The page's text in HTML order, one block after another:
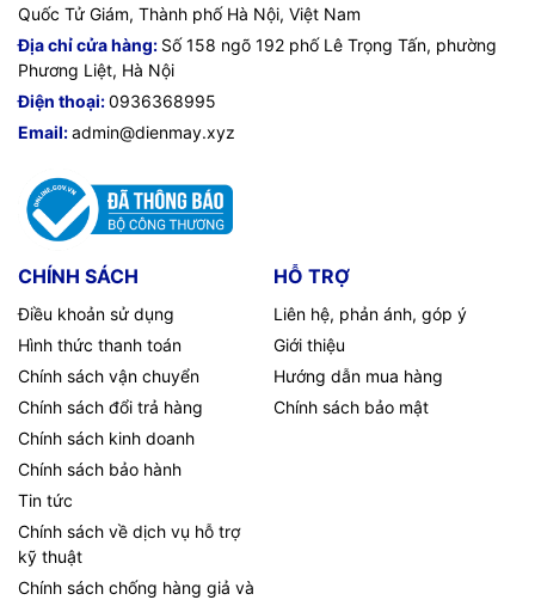
Quốc Tử Giám, Thành phố Hà Nội, Việt Nam
Địa chỉ cửa hàng: Số 158 ngõ 192 phố Lê Trọng Tấn, phường
Phương Liệt, Hà Nội
Điện thoại:0936368995
Email:admin@dienmay.xyz
CHÍNH SÁCH
Điều khoản sử dụng
Hình thức thanh toán
Chính sách vận chuyển
Chính sách đổi trả hàng
Chính sách kinh doanh
Chính sách bảo hành
Tin tức
Chính sách về dịch vụ hỗ trợ
kỹ thuật
Chính sách chống hàng giả và
HỖ TRỢ
Liên hệ, phản ánh, góp ý
Giới thiệu
Hướng dẫn mua hàng
Chính sách bảo mật